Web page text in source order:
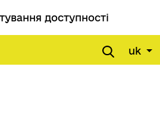
доступності
uk